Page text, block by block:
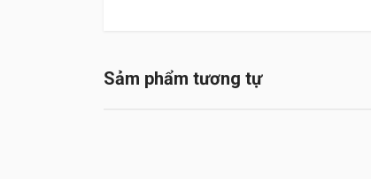
Sảm phẩm tương tự